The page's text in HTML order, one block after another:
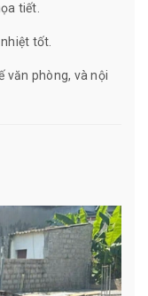
tiết.
tốt.
văn phòng, và nội